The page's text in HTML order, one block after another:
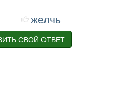
желчь
СВОЙ ОТВЕТ